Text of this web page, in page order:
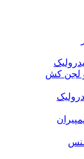
لجن کش